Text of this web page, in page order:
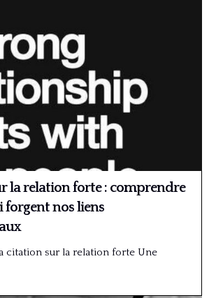
la relation forte : comprendre
forgent nos liens
citation sur la relation forte Une